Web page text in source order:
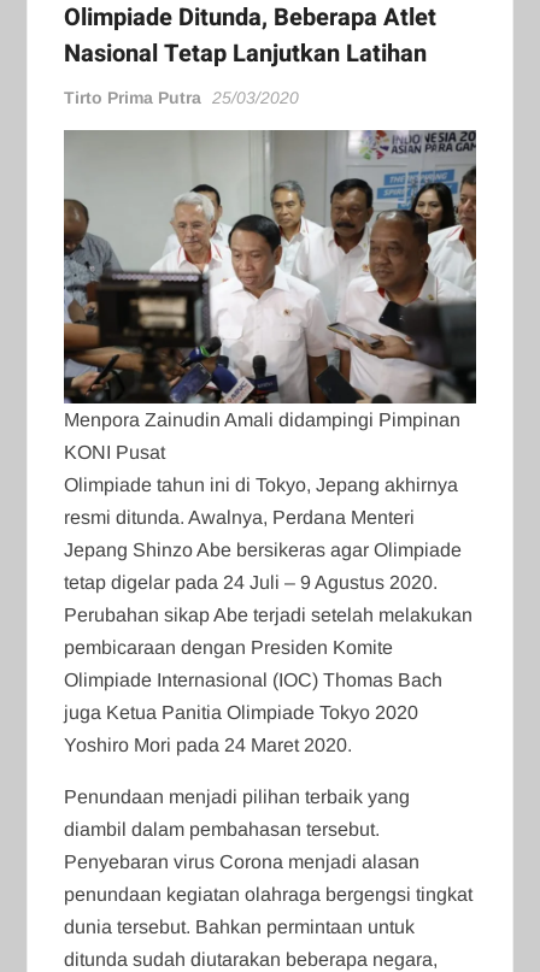
Olimpiade Ditunda, Beberapa Atlet
Nasional Tetap Lanjutkan Latihan
Tirto Prima Putra 25/03/2020
Menpora Zainudin Amali didampingi Pimpinan
KONI Pusat
Olimpiade tahun ini di Tokyo, Jepang akhirnya
resmi ditunda. Awalnya, Perdana Menteri
Jepang Shinzo Abe bersikeras agar Olimpiade
tetap digelar pada 24 Juli – 9 Agustus 2020.
Perubahan sikap Abe terjadi setelah melakukan
pembicaraan dengan Presiden Komite
Olimpiade Internasional (IOC) Thomas Bach
juga Ketua Panitia Olimpiade Tokyo 2020
Yoshiro Mori pada 24 Maret 2020.
Penundaan menjadi pilihan terbaik yang
diambil dalam pembahasan tersebut.
Penyebaran virus Corona menjadi alasan
penundaan kegiatan olahraga bergengsi tingkat
dunia tersebut. Bahkan permintaan untuk
ditunda sudah diutarakan beberapa negara,